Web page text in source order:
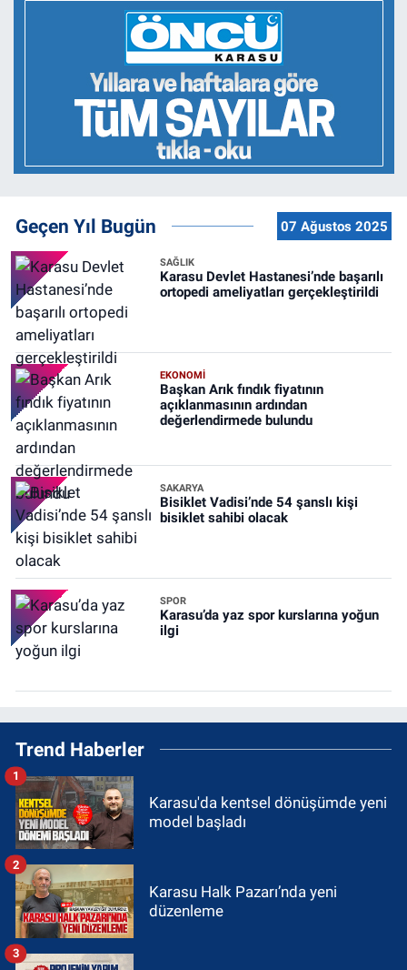
Geçen Yıl Bugün 07 Ağustos 2025
SAĞLIK
Karasu Devlet Hastanesi’nde başarılı
ortopedi ameliyatları gerçekleştirildi
EKONOMİ
Başkan Arık fındık fiyatının
açıklanmasının ardından
değerlendirmede bulundu
SAKARYA
Bisiklet Vadisi’nde 54 şanslı kişi
bisiklet sahibi olacak
SPOR
Karasu’da yaz spor kurslarına yoğun
ilgi
Trend Haberler
Karasu'da kentsel dönüşümde yeni
model başladı
1
Karasu Halk Pazarı’nda yeni
düzenleme
2
3